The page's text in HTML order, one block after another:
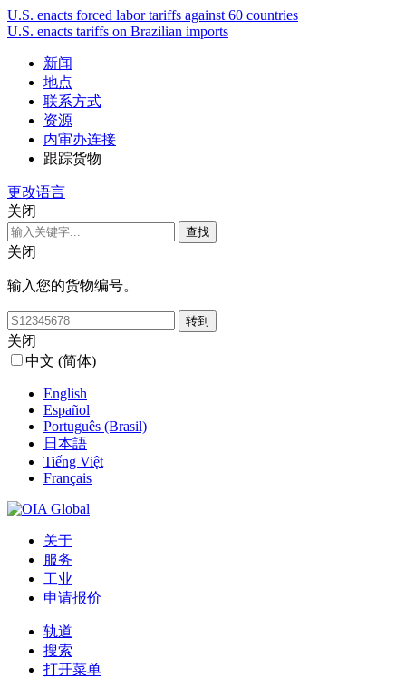
U.S. enacts forced labor tariffs against 60 countries
U.S. enacts tariffs on Brazilian imports
新闻
地点
联系方式
资源
内审办连接
跟踪货物
更改语言
关闭
关闭
输入您的货物编号。
关闭
中文 (简体)
English
Español
Português (Brasil)
日本語
Tiếng Việt
Français
关于
服务
工业
申请报价
轨道
搜索
打开菜单